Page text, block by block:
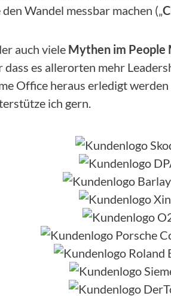
Wandel messbar machen („
auch viele Mythen im People
es allerorten mehr
Office heraus erledigt
ich gern.